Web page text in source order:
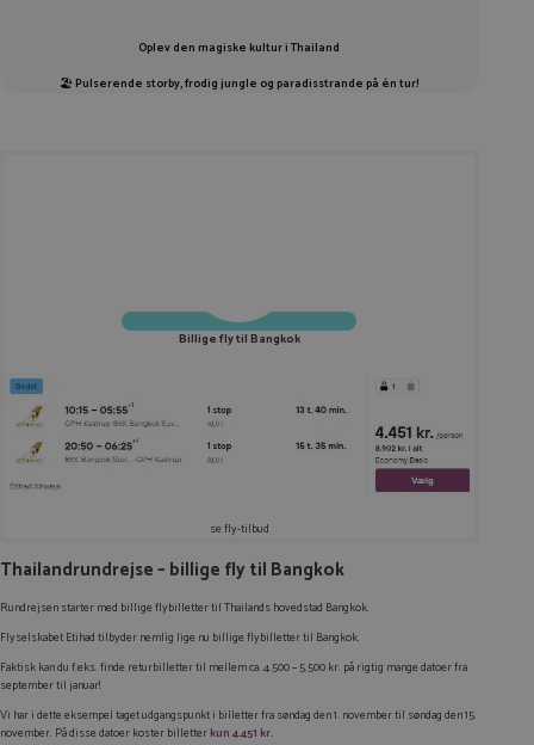
Oplev den magiske kultur i Thailand
🏖️Pulserende storby, frodig jungle og paradisstrande på én tur!
Billige fly til Bangkok
se fly-tilbud
Thailandrundrejse – billige fly til Bangkok
Rundrejsen starter med billige flybilletter til Thailands hovedstad Bangkok.
Flyselskabet Etihad tilbyder nemlig lige nu billige flybilletter til Bangkok.
Faktisk kan du f.eks. finde returbilletter til mellem ca. 4.500 – 5.500 kr. på rigtig mange datoer fra
september til januar!
Vi har i dette eksempel taget udgangspunkt i billetter fra søndag den 1. november til søndag den 15.
november. På disse datoer koster billetterkun 4.451 kr.